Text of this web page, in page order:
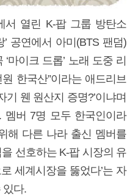
서 열린 K-팝 그룹 방탄소
’ 공연에서 아미(BTS 팬덤)
마이크 드롭’ 노래 도중 리
한국산”이라는 애드리브
기 웬 원산지 증명?’이냐며
멤버 7명 모두 한국인이라
해 다른 나라 출신 멤버를
선호하는 K-팝 시장의 유
세계시장을 뚫었다’는 자
있다.